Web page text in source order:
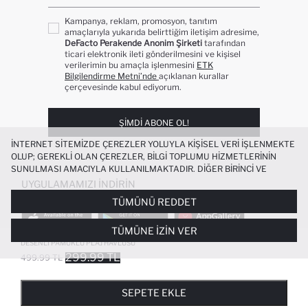
DESENLI PAMUKLU PLAJ HAVLUSU
499.99 TL 299.99 TL
SEPETE EKLE
Kampanya, reklam, promosyon, tanıtım
amaçlarıyla yukarıda belirttiğim iletişim adresime,
DeFacto Perakende Anonim Şirketi tarafından
ticari elektronik ileti gönderilmesini ve kişisel
verilerimin bu amaçla işlenmesini ETK
Bilgilendirme Metni’nde açıklanan kurallar
çerçevesinde kabul ediyorum.
ŞIMDI ABONE OL!
UYGULAMAMIZI İNDIRIN
POPÜLER KATEGORILER
KADIN BEYAZ TIŞÖRT
İNTERNET SITEMIZDE ÇEREZLER YOLUYLA KIŞISEL VERI IŞLENMEKTE
OLUP; GEREKLI OLAN ÇEREZLER, BILGI TOPLUMU HIZMETLERININ
SUNULMASI AMACIYLA KULLANILMAKTADIR. DIĞER BIRINCI VE
ÜÇÜNCÜ TARAF ÇEREZLER ISE SIZE DAHA IYI BIR ALIŞVERIŞ
DENEYIMI SUNULABILMESI, SITEMIZIN DAHA IŞLEVSEL KILINMASI VE
KIŞISELLEŞTIRMESI VE AÇIK RIZA VERMENIZ HALINDE, SIZLERE
YÖNELIK PAZARLAMA FAALIYETLERININ YAPILMASI AMAÇLARIYLA
SINIRLI OLARAK KULLANILACAKTIR. ÇEREZLERE DAIR TERCIHLERINIZI
ÇEREZ TERCIHLERIPANELI ARACILIĞIYLA HER ZAMAN YÖNETEBILIR,
ÇEREZLERLE ILGILI DAHA DETAYLI BILGIYE
TÜMÜNÜ REDDET
TÜMÜNE İZIN VER